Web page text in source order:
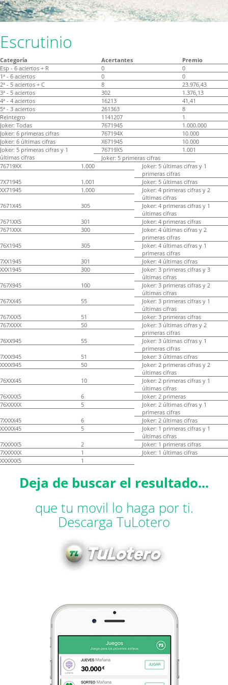
Escrutinio
Categoría Acertantes
Premio
Esp - 6 aciertos + R
0
0
1ª - 6 aciertos
0
0
2ª - 5 aciertos + C
8
23.976,43
3ª - 5 aciertos
302
1.376,13
4ª - 4 aciertos
16213
41,41
5ª - 3 aciertos
261363
8
Reintegro
1141207
1
Joker: Todas
7671945
1.000.000
Joker: 6 primeras cifras
767194X
10.000
Joker: 6 últimas cifras
X671945
10.000
Joker: 5 primeras cifras y 1
últimas cifras
76719X5
1.001
Joker: 5 primeras cifras
76719XX
1.000
Joker: 5 últimas cifras y 1
primeras cifras
7X71945
1.001
Joker: 5 últimas cifras
XX71945
1.000
Joker: 4 primeras cifras y 2
últimas cifras
7671X45
305
Joker: 4 primeras cifras y 1
últimas cifras
7671XX5
301
Joker: 4 primeras cifras
7671XXX
300
Joker: 4 últimas cifras y 2
primeras cifras
76X1945
305
Joker: 4 últimas cifras y 1
primeras cifras
7XX1945
301
Joker: 4 últimas cifras
XXX1945
300
Joker: 3 primeras cifras y 3
últimas cifras
767X945
100
Joker: 3 primeras cifras y 2
últimas cifras
767XX45
55
Joker: 3 primeras cifras y 1
últimas cifras
767XXX5
51
Joker: 3 primeras cifras
767XXXX
50
Joker: 3 últimas cifras y 2
primeras cifras
76XX945
55
Joker: 3 últimas cifras y 1
primeras cifras
7XXX945
51
Joker: 3 últimas cifras
XXXX945
50
Joker: 2 primeras cifras y 2
últimas cifras
76XXX45
10
Joker: 2 primeras cifras y 1
últimas cifras
76XXXX5
6
Joker: 2 primeras
76XXXXX
5
Joker: 2 últimas cifras y 1
primeras cifras
7XXXX45
6
Joker: 2 últimas cifras
XXXXX45
5
Joker: 1 primeras cifras y 1
últimas cifras
7XXXXX5
2
Joker: 1 primeras cifras
7XXXXXX
1
Joker: 1 últimas cifras
XXXXXX5
1
Deja de buscar el resultado...
que tu movil lo haga por ti.
Descarga TuLotero